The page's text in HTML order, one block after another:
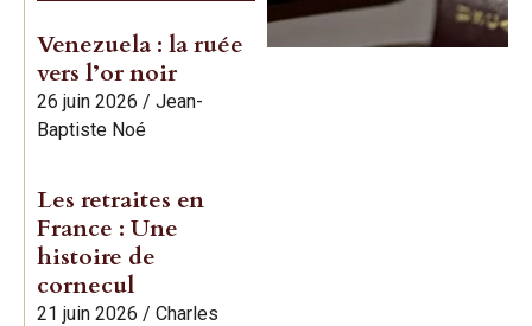
Venezuela : la ruée
vers l’or noir
26 juin 2026 / Jean-
Baptiste Noé
Les retraites en
France : Une
histoire de
cornecul
21 juin 2026 / Charles